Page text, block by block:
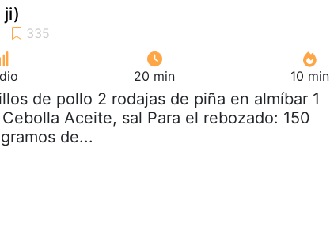
ji)
20 min 10 min
de pollo 2 rodajas de piña en almíbar 1
Aceite, sal Para el rebozado: 150
de...